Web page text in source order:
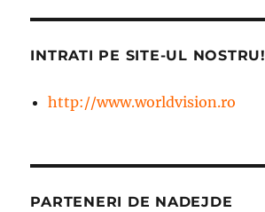
INTRATI PE SITE-UL NOSTRU!
http://www.worldvision.ro
PARTENERI DE NADEJDE